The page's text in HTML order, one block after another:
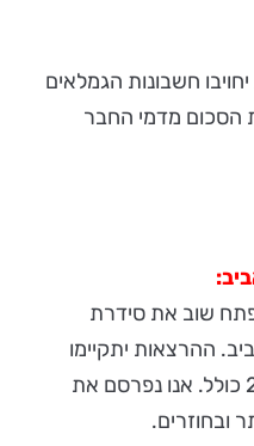
בתחילת חודש ספטמבר 2019 יחויבו חשבונות הגמלאים
הסכום מדמי החבר
חודש דצמבר 2019 ניפתח שוב את סידרת
ההרצאות יתקיימו
אחת לחודש עד חודש יוני 2010 כולל. אנו נפרסם את
ובחוזרים.